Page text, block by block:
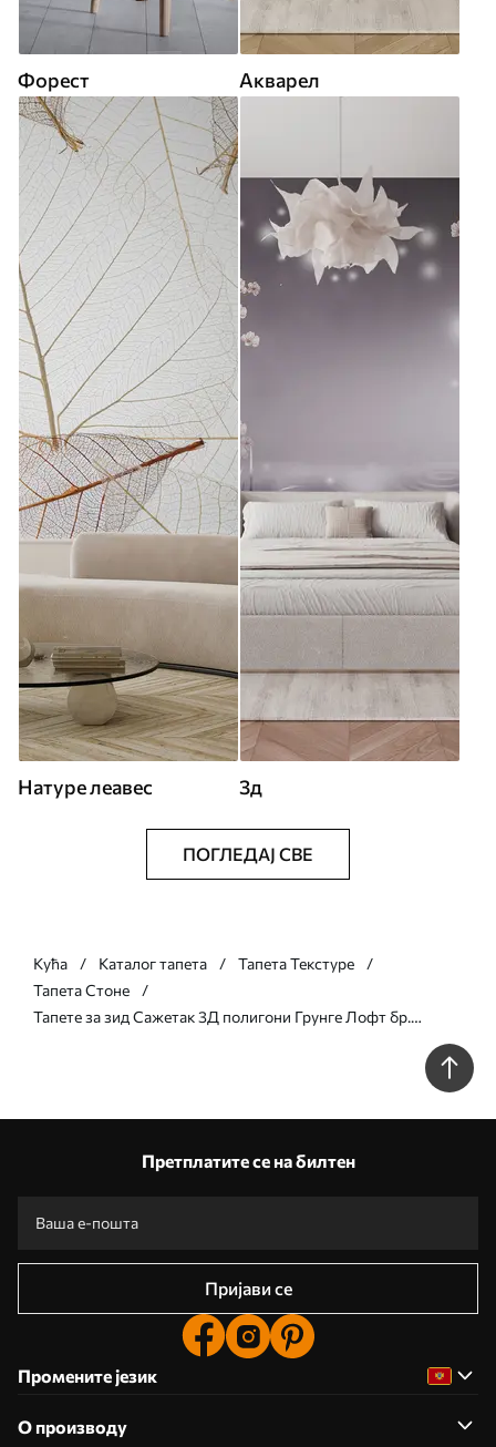
Форест Акварел
Натуре леавес 3д
ПОГЛЕДАЈ СВЕ
Кућа Каталог тапета
Тапета Текстуре
Тапета Стоне
Тапете за зид Сажетак 3Д полигони Грунге Лофт бр.
Претплатите се на билтен
Пријави се
Промените језик
О производу